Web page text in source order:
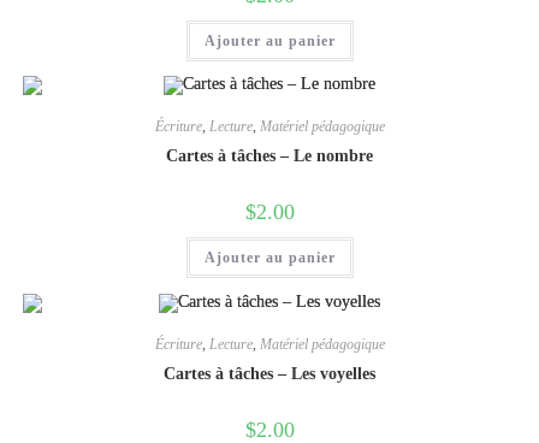
Ajouter au panier
Écriture, Lecture, Matériel pédagogique
Cartes à tâches – Le nombre
$2.00
Ajouter au panier
Écriture, Lecture, Matériel pédagogique
Cartes à tâches – Les voyelles
$2.00